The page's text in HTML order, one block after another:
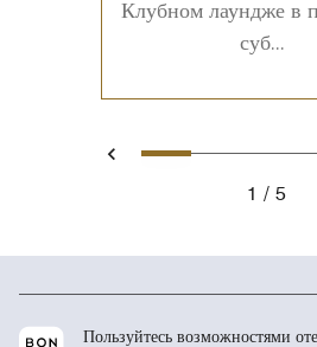
Клубном лаундже в
суб...
Предыдущая
1 2 3
1 5
Пользуйтесь возможностями